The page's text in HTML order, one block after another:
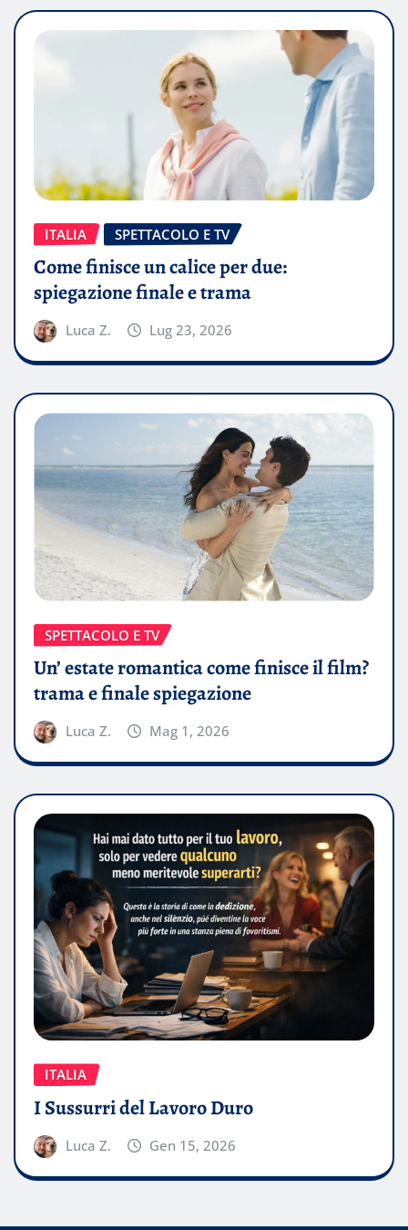
ITALIA SPETTACOLO E TV
Come finisce un calice per due:
spiegazione finale e trama
Luca Z. Lug 23, 2026
SPETTACOLO E TV
Un’ estate romantica come finisce il film?
trama e finale spiegazione
Luca Z. Mag 1, 2026
ITALIA
I Sussurri del Lavoro Duro
Luca Z. Gen 15, 2026